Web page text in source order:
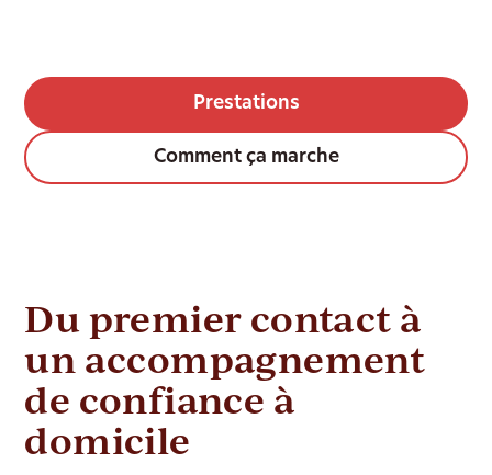
Prestations
Comment ça marche
Du premier contact à
un accompagnement
de confiance à
domicile